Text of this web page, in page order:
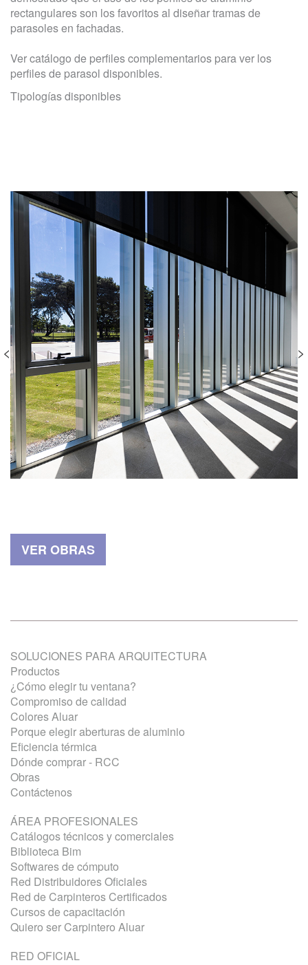
rectangulares son los favoritos al diseñar tramas de
parasoles en fachadas.
Ver catálogo de perfiles complementarios para ver los
perfiles de parasol disponibles.
Tipologías disponibles
VER OBRAS
SOLUCIONES PARA ARQUITECTURA
Productos
¿Cómo elegir tu ventana?
Compromiso de calidad
Colores Aluar
Porque elegir aberturas de aluminio
Eficiencia térmica
Dónde comprar - RCC
Obras
Contáctenos
ÁREA PROFESIONALES
Catálogos técnicos y comerciales
Biblioteca Bim
Softwares de cómputo
Red Distribuidores Oficiales
Red de Carpinteros Certificados
Cursos de capacitación
Quiero ser Carpintero Aluar
RED OFICIAL